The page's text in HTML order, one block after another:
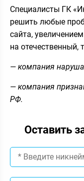
Специалисты ГК
решить любые
сайта,
на отечественный,
— компания
— компания
РФ.
Оставить